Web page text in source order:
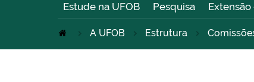
Estude na UFOB Pesquisa
A UFOB Estrutura